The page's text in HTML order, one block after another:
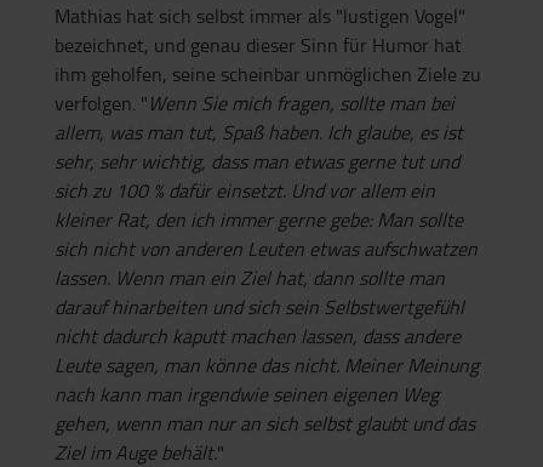
Mathias hat sich selbst immer als "lustigen Vogel"
bezeichnet, und genau dieser Sinn für Humor hat
ihm geholfen, seine scheinbar unmöglichen Ziele zu
verfolgen. "Wenn Sie mich fragen, sollte man bei
allem, was man tut, Spaß haben. Ich glaube, es ist
sehr, sehr wichtig, dass man etwas gerne tut und
sich zu 100 % dafür einsetzt. Und vor allem ein
kleiner Rat, den ich immer gerne gebe: Man sollte
sich nicht von anderen Leuten etwas aufschwatzen
lassen. Wenn man ein Ziel hat, dann sollte man
darauf hinarbeiten und sich sein Selbstwertgefühl
nicht dadurch kaputt machen lassen, dass andere
Leute sagen, man könne das nicht. Meiner Meinung
nach kann man irgendwie seinen eigenen Weg
gehen, wenn man nur an sich selbst glaubt und das
Ziel im Auge behält."